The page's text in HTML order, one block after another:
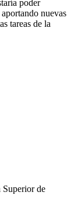
poder
nuevas
tareas de la
Superior de